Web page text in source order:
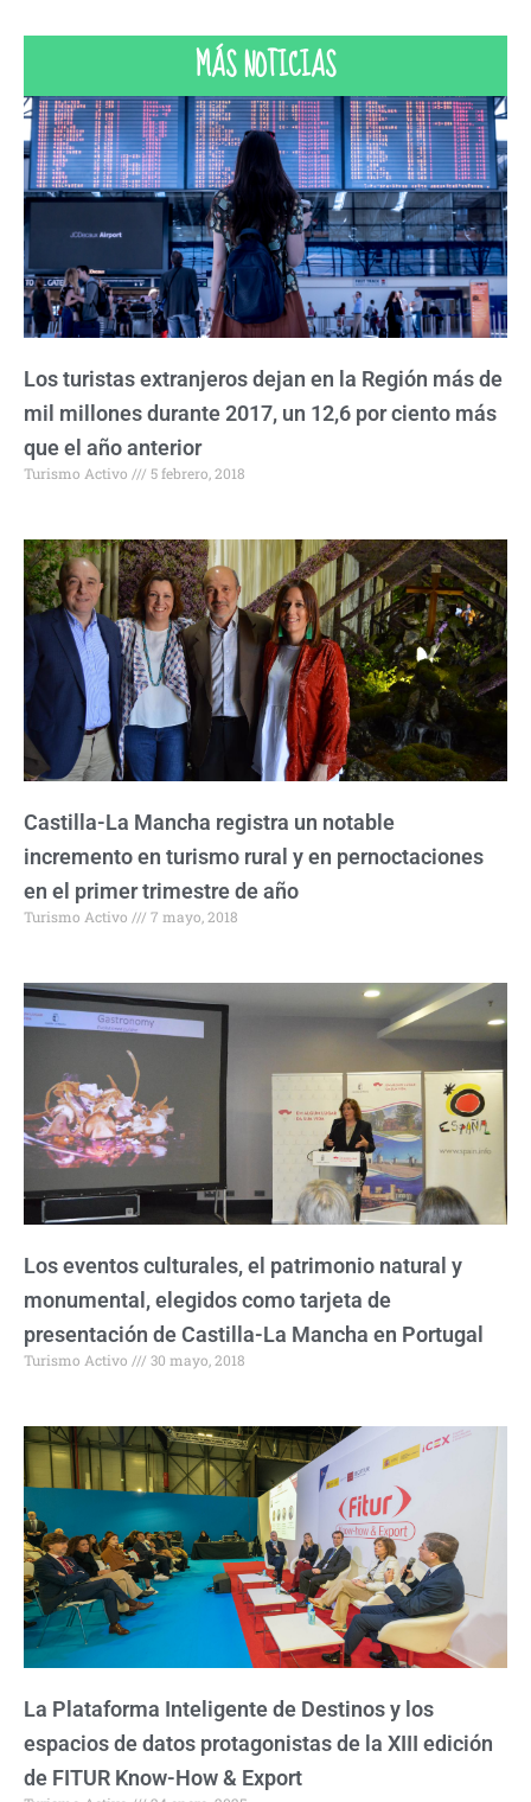
MÁS NOTICIAS
Los turistas extranjeros dejan en la Región más de
mil millones durante 2017, un 12,6 por ciento más
que el año anterior
Turismo Activo 5 febrero, 2018
Castilla-La Mancha registra un notable
incremento en turismo rural y en pernoctaciones
en el primer trimestre de año
Turismo Activo 7 mayo, 2018
Los eventos culturales, el patrimonio natural y
monumental, elegidos como tarjeta de
presentación de Castilla-La Mancha en Portugal
Turismo Activo 30 mayo, 2018
La Plataforma Inteligente de Destinos y los
espacios de datos protagonistas de la XIII edición
de FITUR Know-How & Export